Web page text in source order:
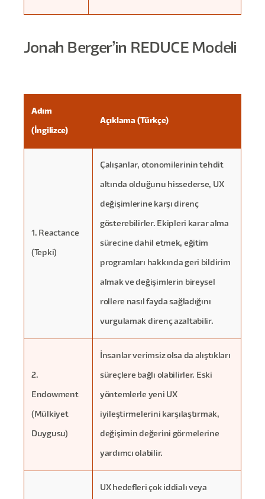
Jonah Berger’in REDUCE Modeli
Adım
(İngilizce)
Açıklama (Türkçe)
1. Reactance
(Tepki)
Çalışanlar, otonomilerinin tehdit
altında olduğunu hissederse, UX
değişimlerine karşı direnç
gösterebilirler. Ekipleri karar alma
sürecine dahil etmek, eğitim
programları hakkında geri bildirim
almak ve değişimlerin bireysel
rollere nasıl fayda sağladığını
vurgulamak direnç azaltabilir.
2.
Endowment
(Mülkiyet
Duygusu)
İnsanlar verimsiz olsa da alıştıkları
süreçlere bağlı olabilirler. Eski
yöntemlerle yeni UX
iyileştirmelerini karşılaştırmak,
değişimin değerini görmelerine
yardımcı olabilir.
UX hedefleri çok iddialı veya